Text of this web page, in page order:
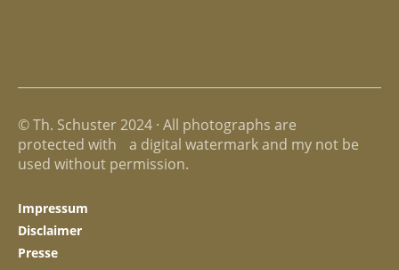
© Th. Schuster 2024 · All photographs are
protected with a digital watermark and my not be
used without permission.
Impressum
Disclaimer
Presse